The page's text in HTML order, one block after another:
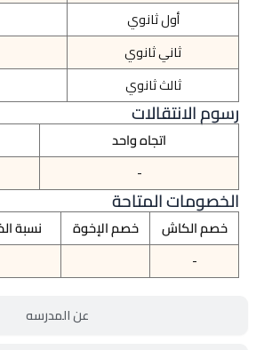
عن المدرسه
أول ثانوي
ثاني ثانوي
ثالث ثانوي
رسوم الانتقالات
اتجاه واحد
-
الخصومات المتاحة
خصم الكاش خصم الإخوة
نسبة
-